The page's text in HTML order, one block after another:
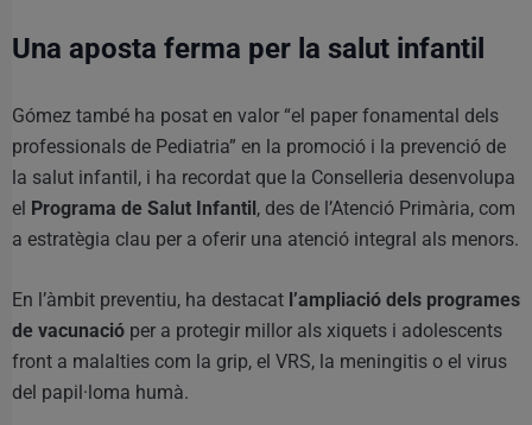
Una aposta ferma per la salut infantil
Gómez també ha posat en valor “el paper fonamental dels
professionals de Pediatria” en la promoció i la prevenció de
la salut infantil, i ha recordat que la Conselleria desenvolupa
el Programa de Salut Infantil, des de l’Atenció Primària, com
a estratègia clau per a oferir una atenció integral als menors.
En l’àmbit preventiu, ha destacat l’ampliació dels programes
de vacunació per a protegir millor als xiquets i adolescents
front a malalties com la grip, el VRS, la meningitis o el virus
del papil·loma humà.